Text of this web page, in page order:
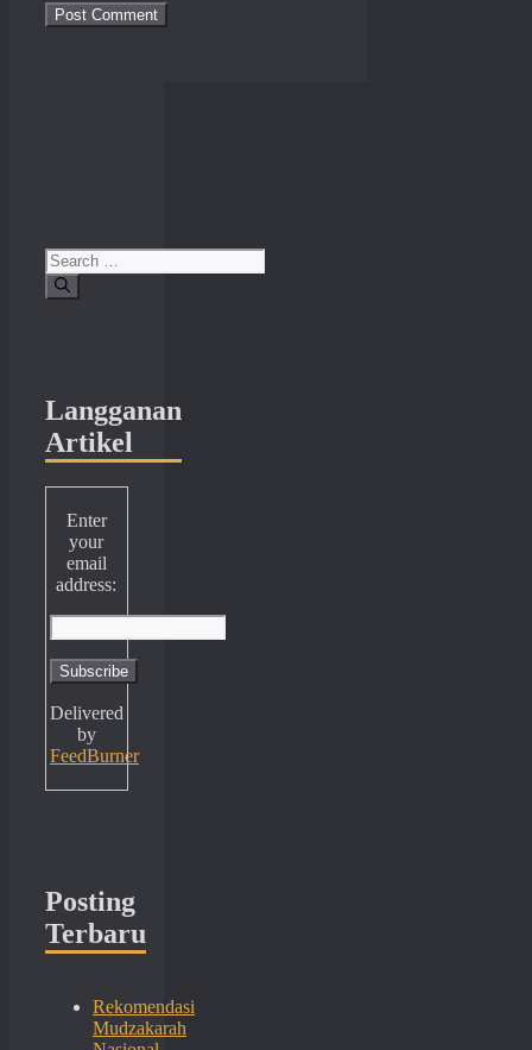
Search
for:
Langganan
Artikel
Enter
your
email
address:
Delivered
by
FeedBurner
Posting
Terbaru
Rekomendasi
Mudzakarah